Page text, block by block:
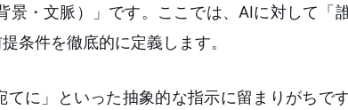
・文脈）」です。ここでは、AIに対して「
条件を徹底的に定義します。
に」といった抽象的な指示に留まりがちで